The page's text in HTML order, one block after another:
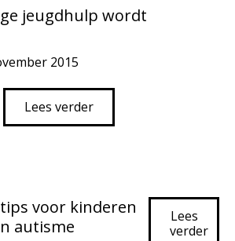
jeugdhulp wordt
2015
Lees verder
voor kinderen
autisme
Lees
verder